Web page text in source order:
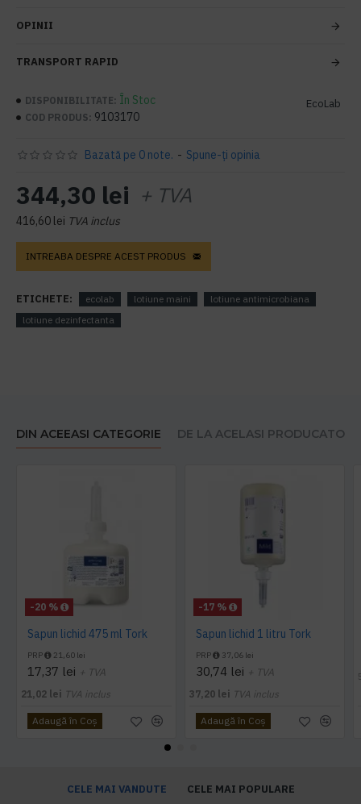
OPINII
TRANSPORT RAPID
DISPONIBILITATE: În Stoc
COD PRODUS: 9103170
EcoLab
Bazată pe 0 note. - Spune-ţi opinia
344,30 lei + TVA
416,60 lei TVA inclus
INTREABA DESPRE ACEST PRODUS
ETICHETE: ecolab lotiune maini
lotiune antimicrobiana
lotiune dezinfectanta
DIN ACEEASI CATEGORIE DE LA ACELASI PRODUCATOR
-20 %
Sapun lichid 475 ml Tork
PRP 21,60 lei
17,37 lei + TVA
21,02 lei TVA inclus
Adaugă în Coş
-17 %
Sapun lichid 1 litru Tork
PRP 37,06 lei
30,74 lei + TVA
37,20 lei TVA inclus
Adaugă în Coş
CELE MAI VANDUTE CELE MAI POPULARE